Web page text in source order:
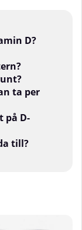
D?
ta per
på D-
till?